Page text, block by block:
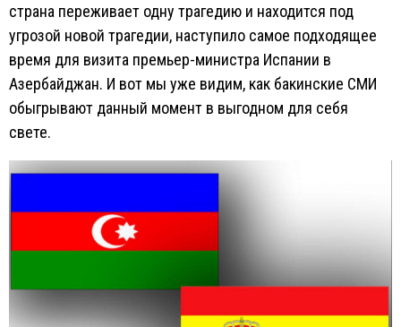
страна переживает одну трагедию и находится под
угрозой новой трагедии, наступило самое подходящее
время для визита премьер-министра Испании в
Азербайджан. И вот мы уже видим, как бакинские СМИ
обыгрывают данный момент в выгодном для себя
свете.